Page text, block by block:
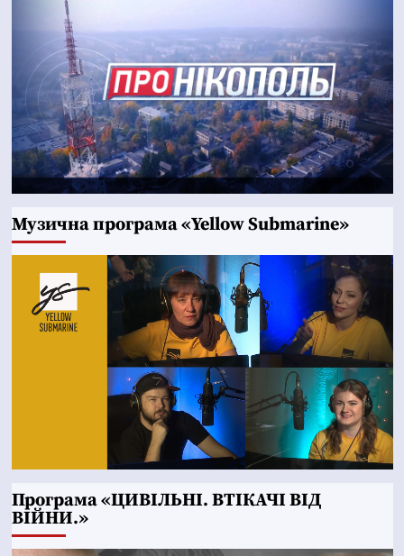
Музична програма «Yellow Submarine»
Програма «ЦИВІЛЬНІ. ВТІКАЧІ ВІД
ВІЙНИ.»